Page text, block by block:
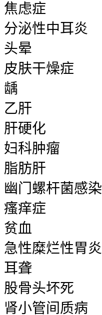
焦虑症
分泌性中耳炎
头晕
皮肤干燥症
龋
乙肝
肝硬化
妇科肿瘤
脂肪肝
幽门螺杆菌感染
瘙痒症
贫血
急性糜烂性胃炎
耳聋
股骨头坏死
肾小管间质病